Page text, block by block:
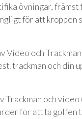
övningar,
för att kroppen
Video och
trackman och din
Trackman och
för att ta golfen